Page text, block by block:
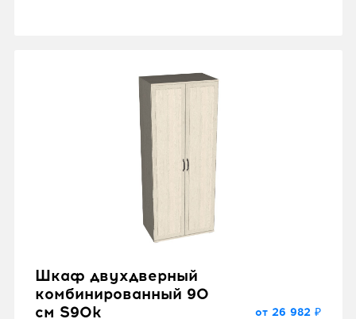
Шкаф двухдверный
комбинированный 90
см S90k
от 26 982 ₽